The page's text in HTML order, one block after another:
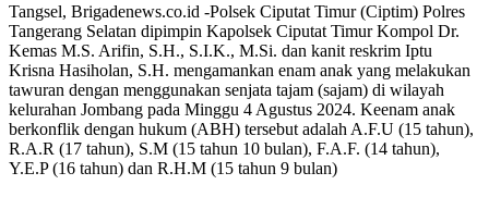
Tangsel, Brigadenews.co.id -Polsek Ciputat Timur (Ciptim) Polres
Tangerang Selatan dipimpin Kapolsek Ciputat Timur ‎Kompol Dr.
Kemas M.S. Arifin, S.H., S.I.K., M.Si. dan kanit reskrim Iptu
Krisna Hasiholan, S.H. mengamankan enam anak yang melakukan
tawuran dengan menggunakan senjata tajam (sajam) di wilayah
kelurahan Jombang pada Minggu 4 Agustus 2024. Keenam anak
berkonflik dengan hukum (ABH) tersebut adalah A.F.U (15 tahun),
R.A.R (17 tahun), S.M (15 tahun 10 bulan), F.A.F. (14 tahun),
Y.E.P (16 tahun) dan R.H.M (15 tahun 9 bulan)